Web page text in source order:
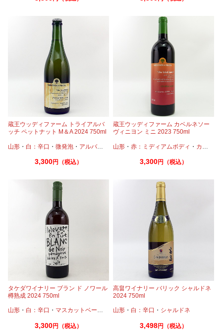
蔵王ウッディファーム トライアルバ
ッチ ペットナット M＆A 2024 750ml
山形 ・ 白：辛口 ・ 微発泡 ・ アルバニーリョ
3,300円（税込）
蔵王ウッディファーム カベルネソー
ヴィニヨン ミニ 2023 750ml
山形 ・赤：ミディアムボディ ・ カベルネ
3,300円（税込）
タケダワイナリー ブラン ド ノワール
樽熟成 2024 750ml
山形 ・ 白：辛口 ・ マスカットベーリーA
3,300円（税込）
高畠ワイナリー バリック シャルドネ
2024 750ml
山形 ・ 白：辛口 ・ シャルドネ
3,498円（税込）